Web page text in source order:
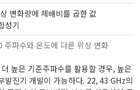
주파수와 온도에 다른 위상 변화
변화량에 체배비를 곱한 값
성기
높은 기준주파수를 활용할 경우, 높은
발진기 개발이 가능하다. 22, 43 GHz의